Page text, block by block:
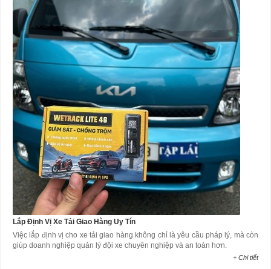
Lắp Định Vị Xe Tải Giao Hàng Uy Tín
Việc lắp định vị cho xe tải giao hàng không chỉ là yêu cầu pháp lý, mà còn
giúp doanh nghiệp quản lý đội xe chuyên nghiệp và an toàn hơn.
+ Chi tiết